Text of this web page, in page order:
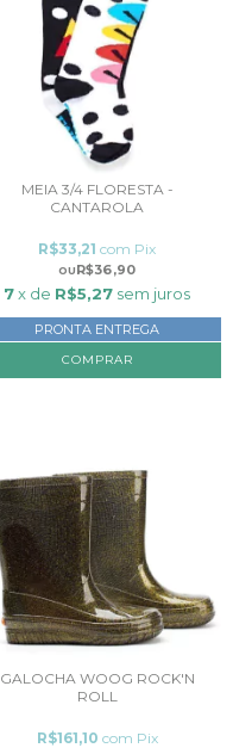
MEIA 3/4 FLORESTA -
CANTAROLA
R$36,90
R$33,21 com Pix
7x de R$5,27 sem juros
PRONTA ENTREGA
COMPRAR
GALOCHA WOOG ROCK'N
ROLL
R$161,10 com Pix